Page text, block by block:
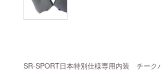
SR-SPORT日本特別仕様専用内装 チーク